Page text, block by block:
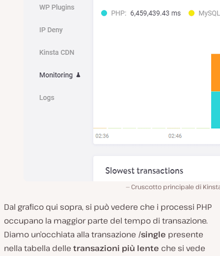
Cruscotto principale di
Dal grafico qui sopra, si può vedere che i processi PHP
occupano la maggior parte del tempo di transazione.
Diamo un’occhiata alla transazione /single presente
nella tabella delle transazioni più lente che si vede